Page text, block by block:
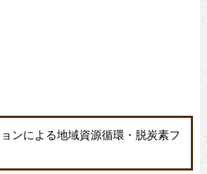
ンによる地域資源循環・脱炭素フ